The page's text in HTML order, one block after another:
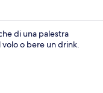
di una palestra
o bere un drink.